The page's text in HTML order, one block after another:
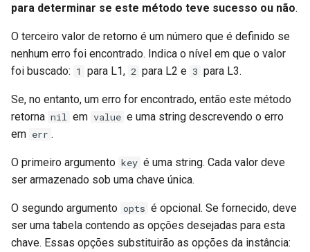
para determinar se este método teve sucesso ou não.
O terceiro valor de retorno é um número que é definido se
nenhum erro foi encontrado. Indica o nível em que o valor
foi buscado: 1 para L1, 2 para L2 e 3 para L3.
Se, no entanto, um erro for encontrado, então este método
retorna nil em value e uma string descrevendo o erro
em err .
O primeiro argumento key é uma string. Cada valor deve
ser armazenado sob uma chave única.
O segundo argumento opts é opcional. Se fornecido, deve
ser uma tabela contendo as opções desejadas para esta
chave. Essas opções substituirão as opções da instância: